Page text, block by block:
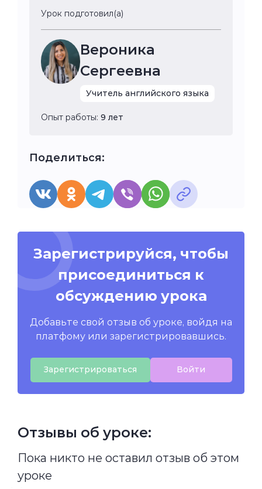
Урок подготовил(а)
Вероника
Сергеевна
Учитель английского языка
Опыт работы: 9 лет
Поделиться:
Зарегистрируйся, чтобы
присоединиться к
обсуждению урока
Добавьте свой отзыв об уроке, войдя на
платфому или зарегистрировавшись.
Зарегистрироваться Войти
Отзывы об уроке:
Пока никто не оставил отзыв об этом
уроке